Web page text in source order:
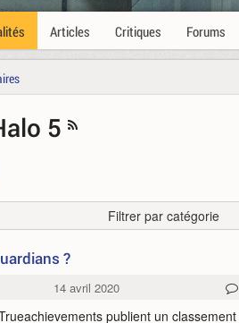
Articles Critiques Forums
5
Filtrer par catégorie
?
14 avril 2020
publient un